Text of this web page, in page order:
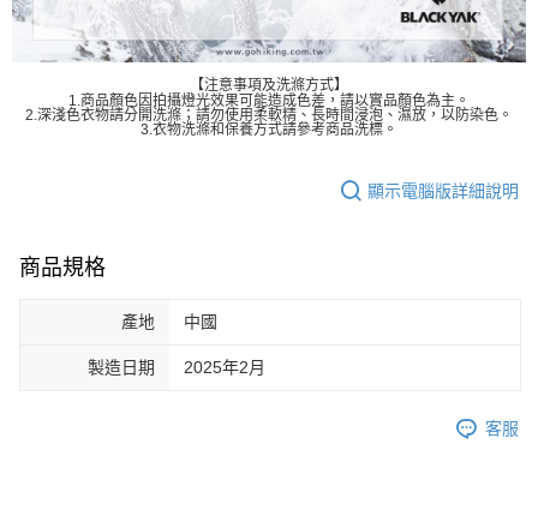
【注意事項及洗滌方式】
1.商品顏色因拍攝燈光效果可能造成色差，請以實品顏色為主。
2.深淺色衣物請分開洗滌；請勿使用柔軟精、長時間浸泡、濕放，以防染色。
3.衣物洗滌和保養方式請參考商品洗標。
顯示電腦版詳細說明
商品規格
產地 中國
製造日期 2025年2月
客服